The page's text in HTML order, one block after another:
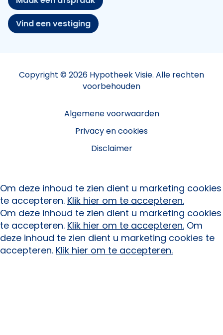
Vind een vestiging
Copyright © 2026 Hypotheek Visie. Alle rechten
voorbehouden
Algemene voorwaarden
Privacy en cookies
Disclaimer
Om deze inhoud te zien dient u marketing cookies
te accepteren. Klik hier om te accepteren.
Om deze inhoud te zien dient u marketing cookies
te accepteren. Klik hier om te accepteren. Om
deze inhoud te zien dient u marketing cookies te
accepteren. Klik hier om te accepteren.